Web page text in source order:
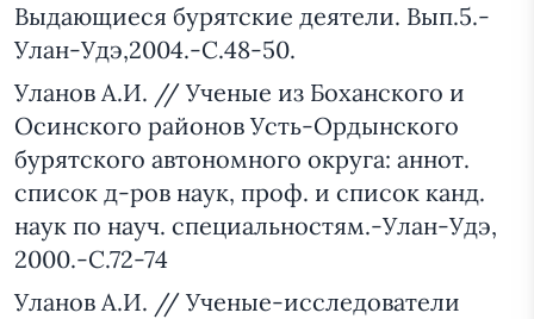
Выдающиеся бурятские деятели. Вып.5.-
Улан-Удэ,2004.-С.48-50.
Уланов А.И. // Ученые из Боханского и
Осинского районов Усть-Ордынского
бурятского автономного округа: аннот.
список д-ров наук, проф. и список канд.
наук по науч. специальностям.-Улан-Удэ,
2000.-С.72-74
Уланов А.И. // Ученые-исследователи